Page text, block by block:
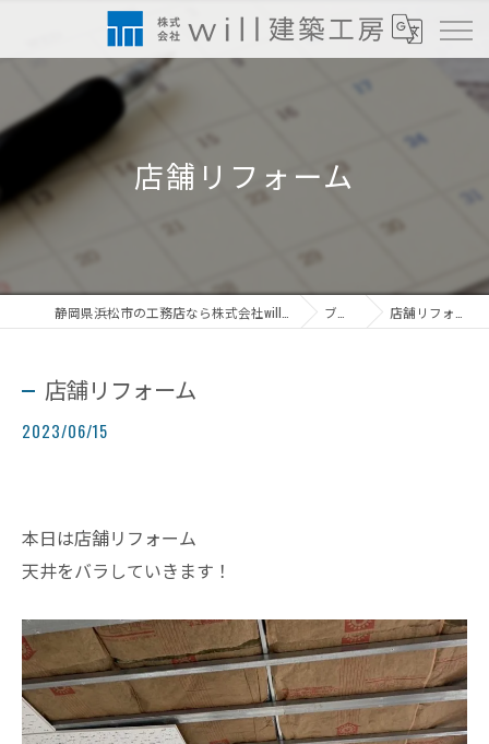
店舗リフォーム
ブログ 店舗リフォーム
店舗リフォーム
2023/06/15
本日は店舗リフォーム
天井をバラしていきます！